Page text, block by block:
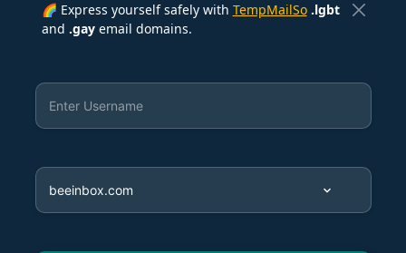
🌈 Express yourself safely with TempMailSo .lgbt
and .gayemail domains.